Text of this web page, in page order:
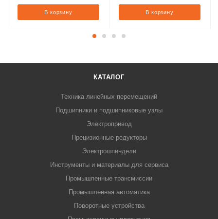
В корзину В корзину
КАТАЛОГ
Техника линейных перемещений
Подшипники и подшипниковые узлы
Электропривод
Прецизионные редукторы
Электрошпиндели
Инструменты и материалы для сервиса
Промышленные трансмиссии
Промышленная автоматика
Поворотные устройства